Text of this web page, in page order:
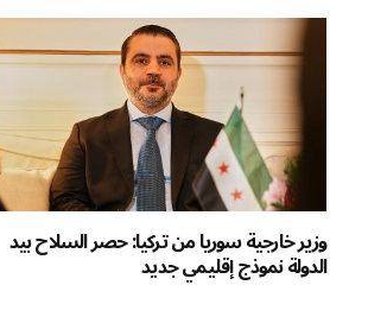
وزير خارجية سوريا من تركيا: حصر السلاح بيد
الدولة نموذج إقليمي جديد